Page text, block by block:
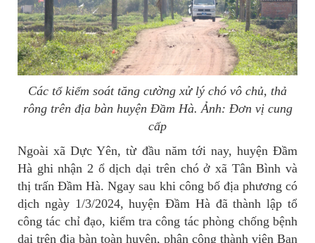
Các tổ kiểm soát tăng cường xử lý chó vô chủ, thả
rông trên địa bàn huyện Đầm Hà. Ảnh: Đơn vị cung
cấp
Ngoài xã Dực Yên, từ đầu năm tới nay, huyện Đầm
Hà ghi nhận 2 ổ dịch dại trên chó ở xã Tân Bình và
thị trấn Đầm Hà. Ngay sau khi công bố địa phương có
dịch ngày 1/3/2024, huyện Đầm Hà đã thành lập tổ
công tác chỉ đạo, kiểm tra công tác phòng chống bệnh
dại trên địa bàn toàn huyện, phân công thành viên Ban